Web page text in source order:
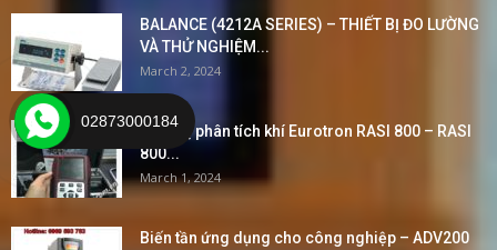
BALANCE (4212A SERIES) – THIẾT BỊ ĐO LƯỜNG
VÀ THỬ NGHIỆM...
March 2, 2024
Thiết bị phân tích khí Eurotron RASI 800 – RASI
800...
March 1, 2024
Biến tần ứng dụng cho công nghiệp – ADV200
02873000184